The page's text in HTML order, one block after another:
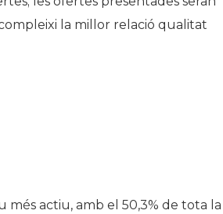
la millor relació qualitat
més actiu, amb el 50,3% de tota la